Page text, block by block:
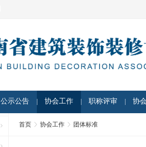
公示公告 协会工作 职称评审 协
首页 协会工作 团体标准